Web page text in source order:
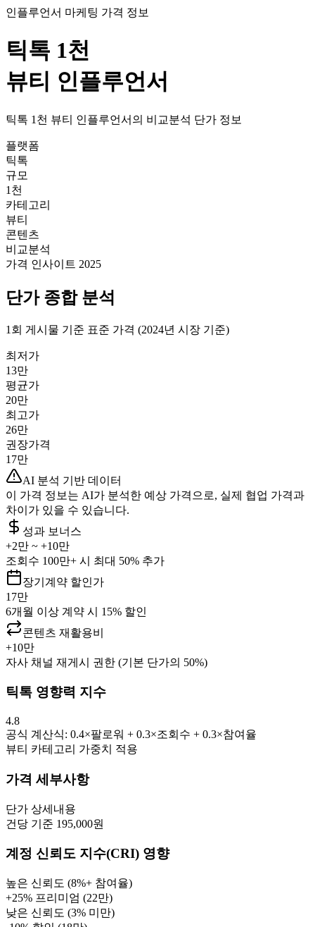
인플루언서 마케팅 가격 정보
틱톡 1천
뷰티 인플루언서
틱톡 1천 뷰티 인플루언서의 비교분석 단가 정보
플랫폼
틱톡
규모
1천
카테고리
뷰티
콘텐츠
비교분석
가격 인사이트 2025
단가종합 분석
1회 게시물 기준 표준 가격 (2024년 시장 기준)
최저가
13만
평균가
20만
최고가
26만
권장가격
17만
AI 분석 기반 데이터
이 가격 정보는 AI가 분석한 예상 가격으로, 실제 협업 가격과
차이가 있을 수 있습니다.
성과 보너스
+2만 ~ +10만
조회수 100만+ 시 최대 50% 추가
장기계약 할인가
17만
6개월 이상 계약 시 15% 할인
콘텐츠 재활용비
+10만
자사 채널 재게시 권한 (기본 단가의 50%)
틱톡 영향력 지수
4.8
공식 계산식: 0.4×팔로워 + 0.3×조회수 + 0.3×참여율
뷰티 카테고리 가중치 적용
가격 세부사항
단가 상세내용
건당 기준 195,000원
계정 신뢰도 지수(CRI) 영향
높은 신뢰도 (8%+ 참여율)
+25% 프리미엄 (22만)
낮은 신뢰도 (3% 미만)